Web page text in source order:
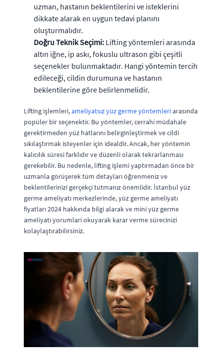
uzman, hastanın beklentilerini ve isteklerini
dikkate alarak en uygun tedavi planını
oluşturmalıdır.
Doğru Teknik Seçimi: Lifting yöntemleri arasında
altın iğne, ip askı, fokuslu ultrason gibi çeşitli
seçenekler bulunmaktadır. Hangi yöntemin tercih
edileceği, cildin durumuna ve hastanın
beklentilerine göre belirlenmelidir.
Lifting işlemleri,ameliyatsız yüz germe yöntemleriarasında
popüler bir seçenektir. Bu yöntemler, cerrahi müdahale
gerektirmeden yüz hatlarını belirginleştirmek ve cildi
sıkılaştırmak isteyenler için idealdir. Ancak, her yöntemin
kalıcılık süresi farklıdır ve düzenli olarak tekrarlanması
gerekebilir. Bu nedenle, lifting işlemi yaptırmadan önce bir
uzmanla görüşerek tüm detayları öğrenmeniz ve
beklentilerinizi gerçekçi tutmanız önemlidir. İstanbul yüz
germe ameliyatı merkezlerinde, yüz germe ameliyatı
fiyatları 2024 hakkında bilgi alarak ve mini yüz germe
ameliyatı yorumlari okuyarak karar verme sürecinizi
kolaylaştırabilirsiniz.